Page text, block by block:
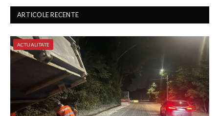
ARTICOLE RECENTE
ACTUALITATE